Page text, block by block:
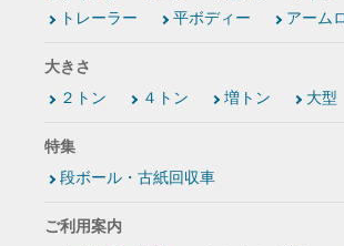
トレーラー
平ボディー アーム
大きさ
２トン
４トン 増トン 大型
特集
段ボール・古紙回収車
ご利用案内